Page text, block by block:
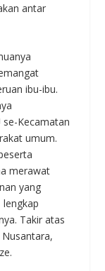
antar
ibu-ibu.
Kecamatan
umum.
merawat
yang
Takir atas